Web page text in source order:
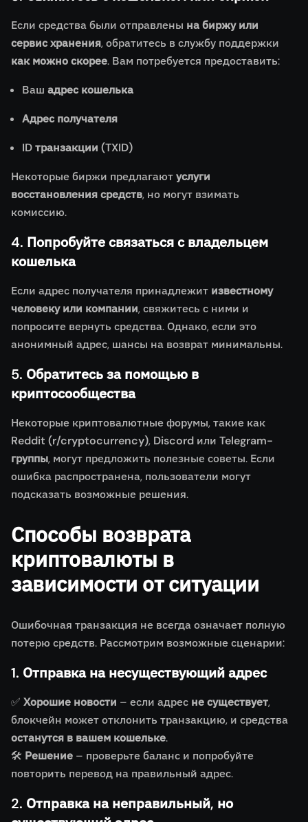
Если средства были отправлены на биржу или
сервис хранения, обратитесь в службу поддержки
как можно скорее. Вам потребуется предоставить:
Ваш адрес кошелька
Адрес получателя
ID транзакции (TXID)
Некоторые биржи предлагаютуслуги
восстановления средств, но могут взимать
комиссию.
4. Попробуйте связаться с владельцем
кошелька
Если адрес получателя принадлежит известному
человеку или компании, свяжитесь с ними и
попросите вернуть средства. Однако, если это
анонимный адрес, шансы на возврат минимальны.
5. Обратитесь за помощью в
криптосообщества
Некоторые криптовалютные форумы, такие как
Reddit (r/cryptocurrency), Discord или Telegram-
группы, могут предложить полезные советы. Если
ошибка распространена, пользователи могут
подсказать возможные решения.
Способы возврата
криптовалюты в
зависимости от ситуации
Ошибочная транзакция не всегда означает полную
потерю средств. Рассмотрим возможные сценарии:
1. Отправка на несуществующий адрес
✅ Хорошие новости – если адрес не существует,
блокчейн может отклонить транзакцию, и средства
останутся в вашем кошельке.
🛠 Решение – проверьте баланс и попробуйте
повторить перевод на правильный адрес.
2. Отправка на неправильный, но